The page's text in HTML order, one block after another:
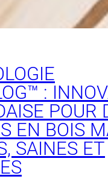
:
POUR
EN BOIS
SAINES ET